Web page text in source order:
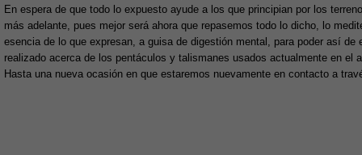
En espera de que todo lo expuesto ayude a los que principian por los
más adelante, pues mejor será ahora que repasemos todo lo dicho, lo
esencia de lo que expresan, a guisa de digestión mental, para poder así
realizado acerca de los pentáculos y talismanes usados actualmente en el
Hasta una nueva ocasión en que estaremos nuevamente en contacto a